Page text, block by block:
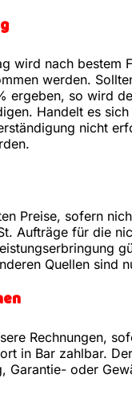
wird nach bestem
werden.
ergeben, so wird
Handelt es
nicht
Preise, sofern
Aufträge für die
Quellen sind
Rechnungen,
in Bar zahlbar.
Garantie- oder